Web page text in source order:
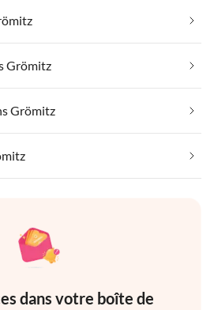
Grömitz
Grömitz
dans votre boîte de